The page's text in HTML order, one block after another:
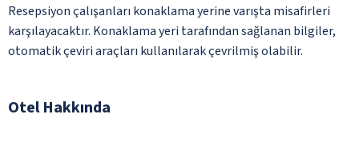
Resepsiyon çalışanları konaklama yerine varışta misafirleri
karşılayacaktır. Konaklama yeri tarafından sağlanan bilgiler,
otomatik çeviri araçları kullanılarak çevrilmiş olabilir.
Otel Hakkında